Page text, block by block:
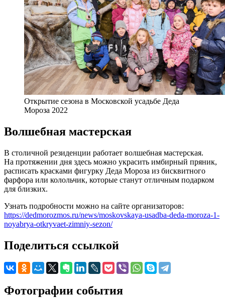
Открытие сезона в Московской усадьбе Деда
Мороза 2022
Волшебная мастерская
В столичной резиденции работает волшебная мастерская.
На протяжении дня здесь можно украсить имбирный пряник,
расписать красками фигурку Деда Мороза из бисквитного
фарфора или колольчик, которые станут отличным подарком
для близких.
Узнать подробности можно на сайте организаторов:
https://dedmorozmos.ru/news/moskovskaya-usadba-deda-moroza-1-
noyabrya-otkryvaet-zimniy-sezon/
Поделиться ссылкой
Фотографии события